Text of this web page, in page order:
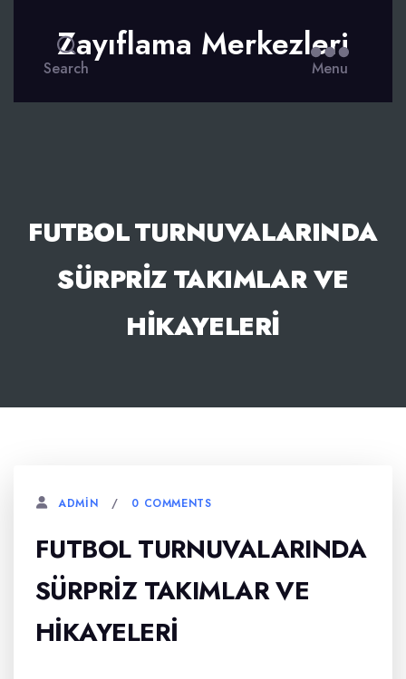
Search
Zayıflama Merkezleri
Menu
FUTBOL TURNUVALARINDA
SÜRPRIZ TAKIMLAR VE
HIKAYELERI
ADMIN 0 COMMENTS
FUTBOL TURNUVALARINDA
SÜRPRIZ TAKIMLAR VE
HIKAYELERI